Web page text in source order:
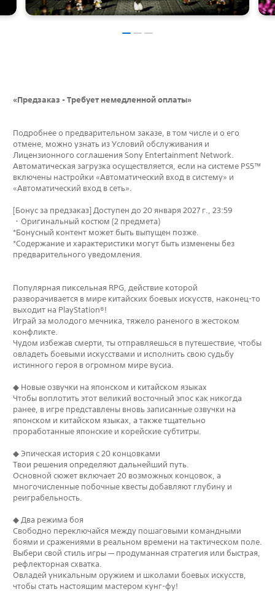
«Предзаказ - Требует немедленной оплаты»
Подробнее о предварительном заказе, в том числе и о его
отмене, можно узнать из Условий обслуживания и
Лицензионного соглашения Sony Entertainment Network.
Автоматическая загрузка осуществляется, если на системе PS5™
включены настройки «Автоматический вход в систему» и
«Автоматический вход в сеть».
[Бонус за предзаказ] Доступен до 20 января 2027 г., 23:59
・Оригинальный костюм (2 предмета)
*Бонусный контент может быть выпущен позже.
*Содержание и характеристики могут быть изменены без
предварительного уведомления.
Популярная пиксельная RPG, действие которой
разворачивается в мире китайских боевых искусств, наконец-то
выходит на PlayStation®!
Играй за молодого мечника, тяжело раненого в жестоком
конфликте.
Чудом избежав смерти, ты отправляешься в путешествие, чтобы
овладеть боевыми искусствами и исполнить свою судьбу
истинного героя в огромном мире вусиa.
◆ Новые озвучки на японском и китайском языках
Чтобы воплотить этот великий восточный эпос как никогда
ранее, в игре представлены вновь записанные озвучки на
японском и китайском языках, а также тщательно
проработанные японские и корейские субтитры.
◆ Эпическая история с 20 концовками
Твои решения определяют дальнейший путь.
Основной сюжет включает 20 возможных концовок, а
многочисленные побочные квесты добавляют глубину и
реиграбельность.
◆ Два режима боя
Свободно переключайся между пошаговыми командными
боями и сражениями в реальном времени на тактическом поле.
Выбери свой стиль игры — продуманная стратегия или быстрая,
рефлекторная схватка.
Овладей уникальным оружием и школами боевых искусств,
чтобы стать настоящим мастером кунг-фу!